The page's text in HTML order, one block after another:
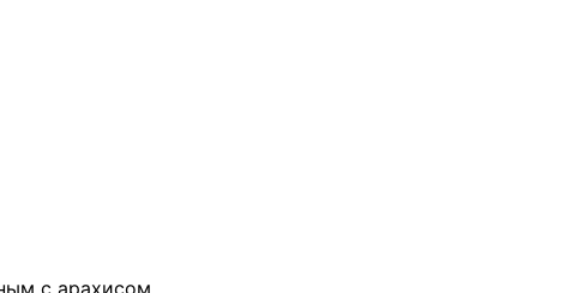
с арахисом